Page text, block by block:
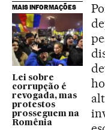
MAIS INFORMAÇÕES
Lei sobre
corrupção é
revogada, mas
protestos
prosseguem na
Romênia